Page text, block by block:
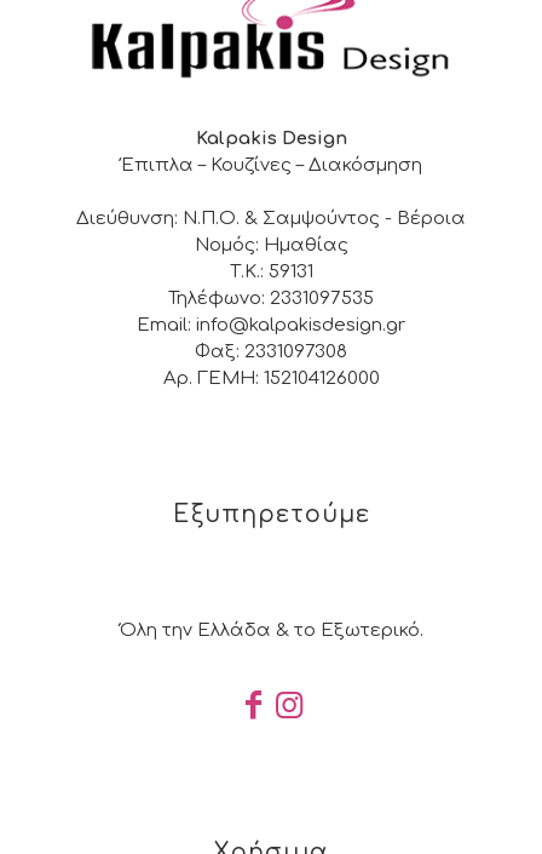
Kalpakis Design
Έπιπλα – Κουζίνες – Διακόσμηση
Διεύθυνση: Ν.Π.Ο. & Σαμψούντος - Βέροια
Νομός: Ημαθίας
Τ.Κ.: 59131
Τηλέφωνο: 2331097535
Email: info@kalpakisdesign.gr
Φαξ: 2331097308
Αρ. ΓΕΜΗ: 152104126000
Εξυπηρετούμε
Όλη την Ελλάδα & το Εξωτερικό.